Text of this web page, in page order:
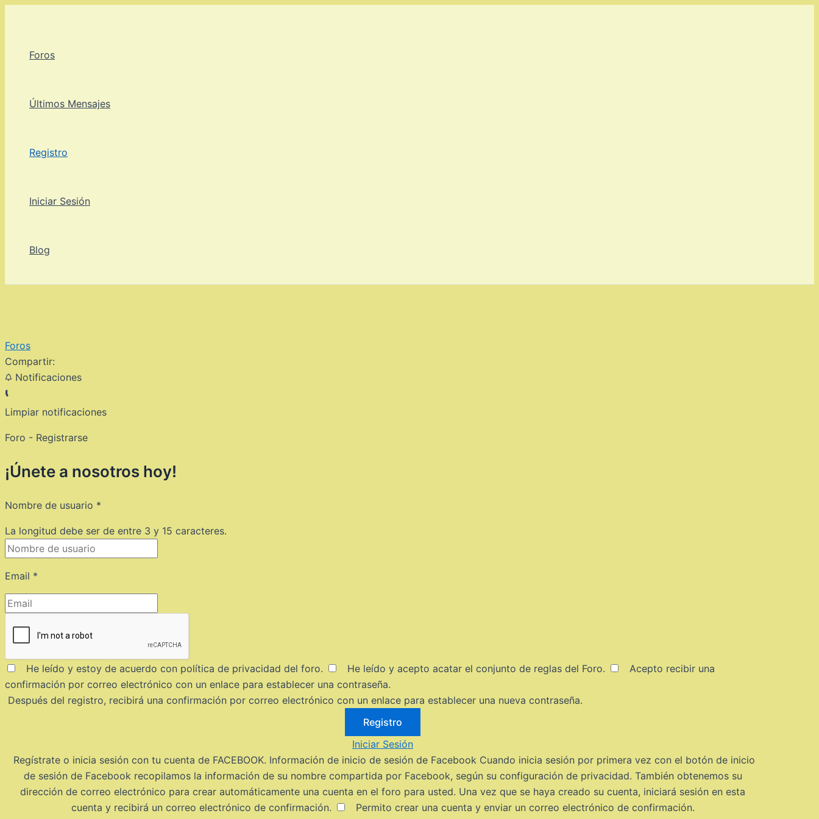
Foros
Últimos Mensajes
Registro
Iniciar Sesión
Blog
Foros
Compartir:
Notificaciones
Limpiar notificaciones
Foro - Registrarse
¡Únete a nosotros hoy!
Nombre de usuario *
La longitud debe ser de entre 3 y 15 caracteres.
Email *
He leído y estoy de acuerdo con política de privacidad del foro. He leído y acepto acatar el conjunto de reglas del Foro.
Acepto recibir una
confirmación por correo electrónico con un enlace para establecer una contraseña.
Después del registro, recibirá una confirmación por correo electrónico con un enlace para establecer una nueva contraseña.
Iniciar Sesión
Regístrate o inicia sesión con tu cuenta de FACEBOOK. Información de inicio de sesión de Facebook Cuando inicia sesión por primera vez con el botón de inicio
de sesión de Facebook recopilamos la información de su nombre compartida por Facebook, según su configuración de privacidad. También obtenemos su
dirección de correo electrónico para crear automáticamente una cuenta en el foro para usted. Una vez que se haya creado su cuenta, iniciará sesión en esta
cuenta y recibirá un correo electrónico de confirmación.
Permito crear una cuenta y enviar un correo electrónico de confirmación.